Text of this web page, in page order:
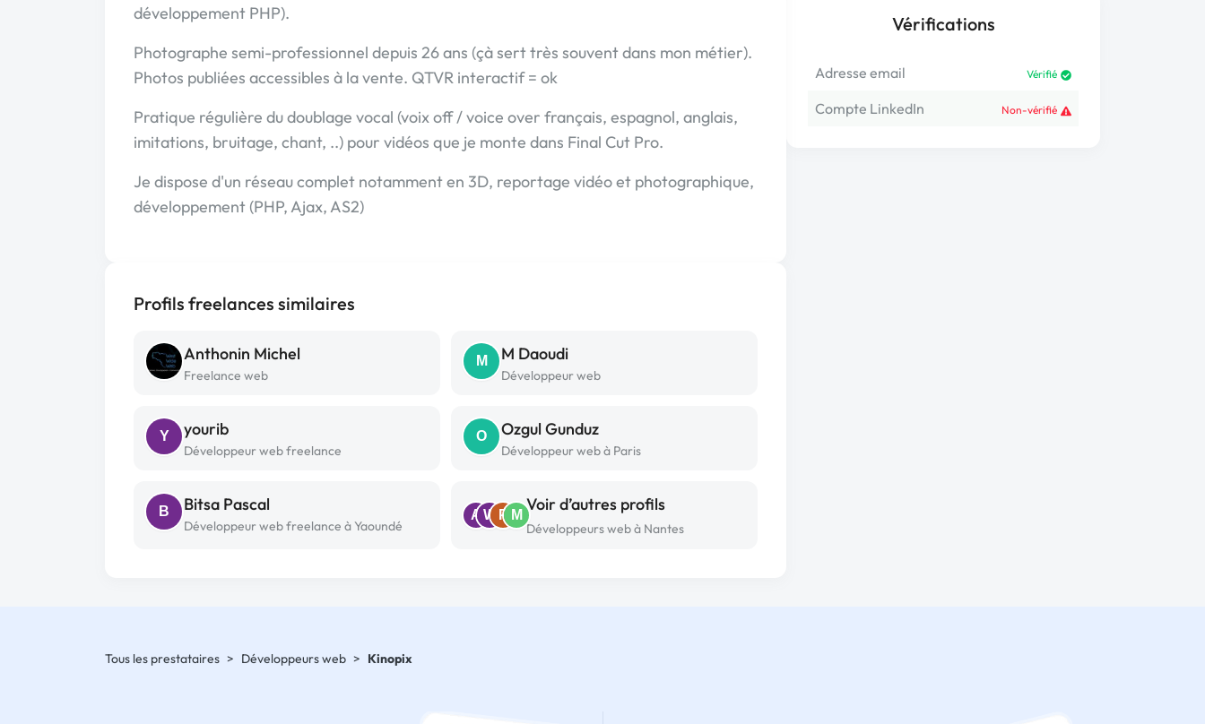
Vérifications
Adresse email Vérifié
Compte LinkedIn Non-vérifié
développement PHP).
Photographe semi-professionnel depuis 26 ans (çà sert très souvent dans mon métier).
Photos publiées accessibles à la vente. QTVR interactif = ok
Pratique régulière du doublage vocal (voix off / voice over français, espagnol, anglais,
imitations, bruitage, chant, ..) pour vidéos que je monte dans Final Cut Pro.
Je dispose d'un réseau complet notamment en 3D, reportage vidéo et photographique,
développement (PHP, Ajax, AS2)
Profils freelances similaires
Anthonin Michel
Freelance web
M M Daoudi
Développeur web
Y yourib
Développeur web freelance
O Ozgul Gunduz
Développeur web à Paris
B Bitsa Pascal
Développeur web freelance à Yaoundé
A W P M
Voir d’autres profils
Développeurs web à Nantes
Tous les prestataires > Développeurs web > Kinopix